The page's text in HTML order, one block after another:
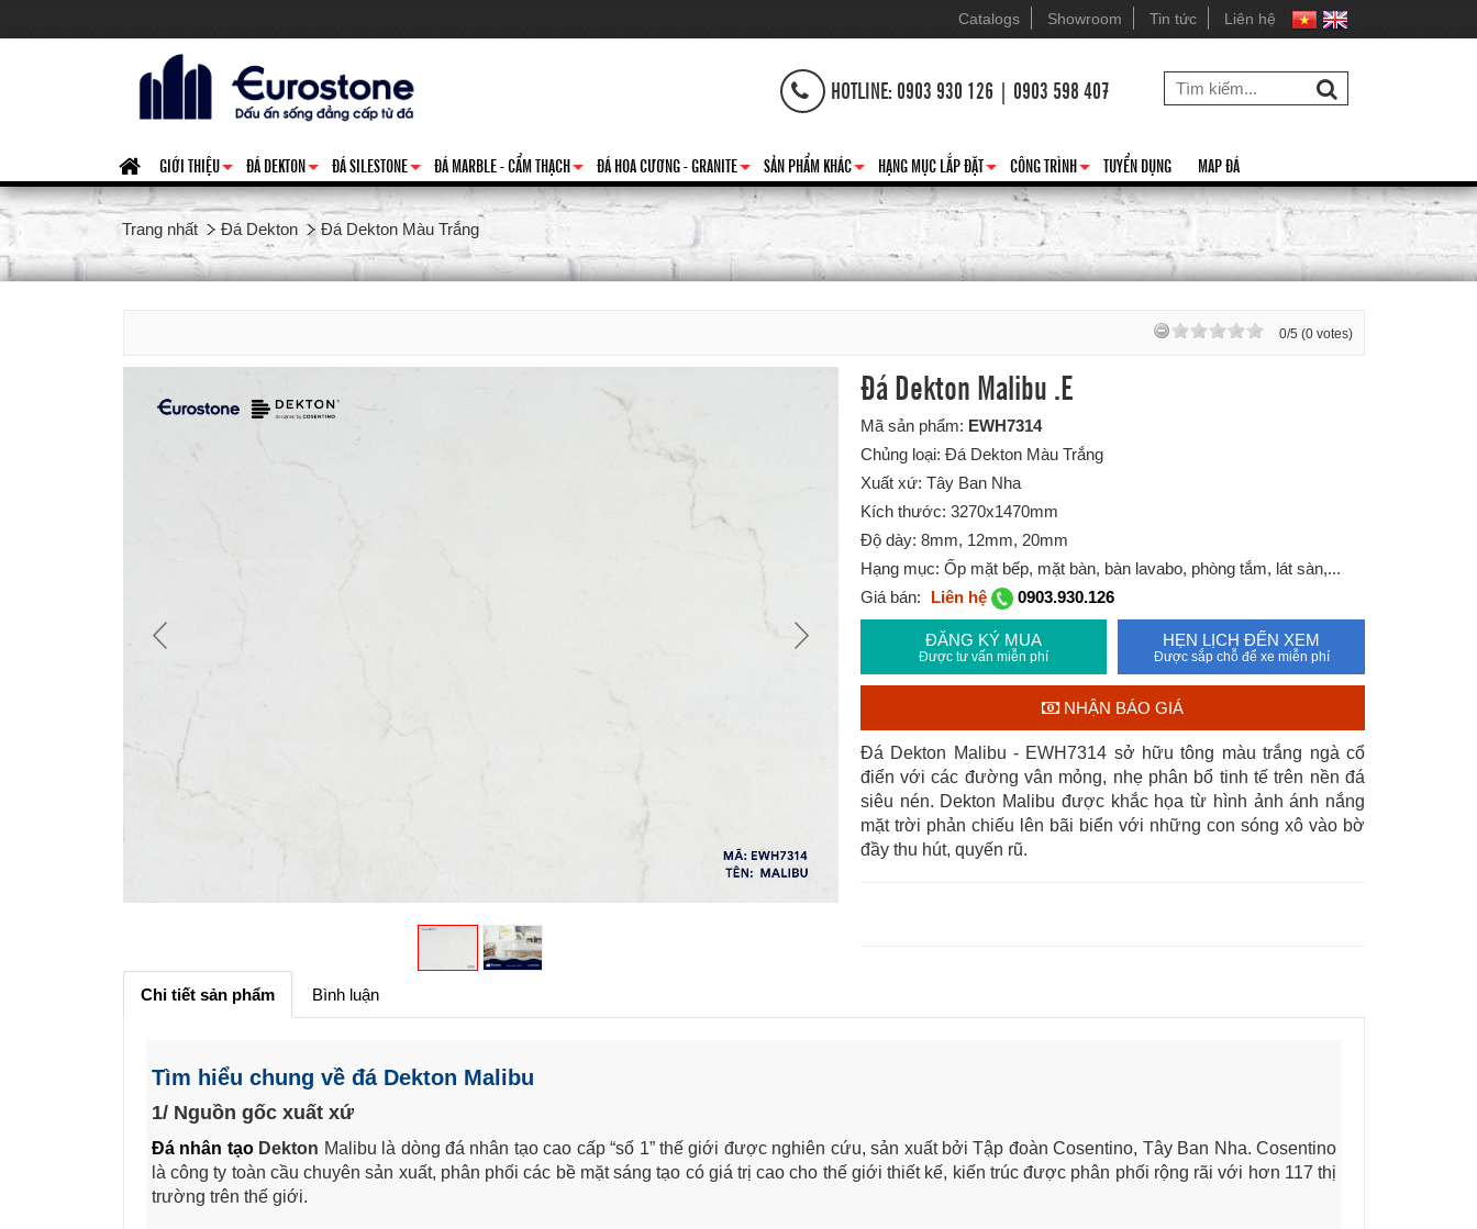
Catalogs Showroom Tin tức Liên hệ
HOTLINE: 0903 930 126 | 0903 598 407
+
GIỚI THIỆU
+
ĐÁ DEKTON
+
ĐÁ SILESTONE
+
ĐÁ MARBLE - CẨM THẠCH
+
ĐÁ HOA CƯƠNG - GRANITE
+
SẢN PHẨM KHÁC
+
HẠNG MỤC LẮP ĐẶT
+
CÔNG TRÌNH TUYỂN DỤNG MAP ĐÁ
Trang nhất Đá Dekton Đá Dekton Màu Trắng
0/5 (0 votes)
Đá Dekton Malibu .E
Mã sản phẩm: EWH7314
Chủng loại: Đá Dekton Màu Trắng
Xuất xứ: Tây Ban Nha
Kích thước: 3270x1470mm
Độ dày: 8mm, 12mm, 20mm
Hạng mục: Ốp mặt bếp, mặt bàn, bàn lavabo, phòng tắm, lát sàn,...
Giá bán:
Liên hệ 0903.930.126
ĐĂNG KÝ MUA
Được tư vấn miễn phí
HẸN LỊCH ĐẾN XEM
Được sắp chỗ để xe miễn phí
NHẬN BÁO GIÁ
Đá Dekton Malibu - EWH7314 sở hữu tông màu trắng ngà cổ
điển với các đường vân mỏng, nhẹ phân bổ tinh tế trên nền đá
siêu nén. Dekton Malibu được khắc họa từ hình ảnh ánh nắng
mặt trời phản chiếu lên bãi biển với những con sóng xô vào bờ
đầy thu hút, quyến rũ.
Chi tiết sản phẩm Bình luận
Tìm hiểu chung về đá Dekton Malibu
1/ Nguồn gốc xuất xứ
Đá nhân tạo Dekton Malibu là dòng đá nhân tạo cao cấp “số 1” thế giới được nghiên cứu, sản xuất bởi Tập đoàn Cosentino, Tây Ban Nha. Cosentino
là công ty toàn cầu chuyên sản xuất, phân phối các bề mặt sáng tạo có giá trị cao cho thế giới thiết kế, kiến trúc được phân phối rộng rãi với hơn 117 thị
trường trên thế giới.